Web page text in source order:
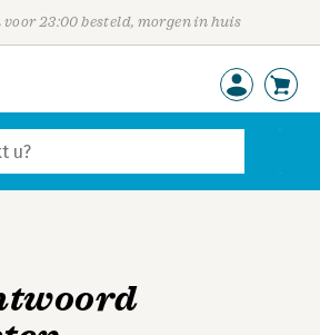
voor 23:00 besteld, morgen in huis